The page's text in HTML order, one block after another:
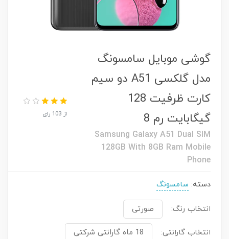
گوشی موبايل سامسونگ
مدل گلکسی A51 دو سیم
کارت ظرفیت 128
گیگابایت رم 8
Samsung Galaxy A51 Dual SIM
128GB With 8GB Ram Mobile
Phone
از 103 رای
دسته: سامسونگ
انتخاب رنگ: صورتی
انتخاب گارانتی:
18 ماه گارانتی شرکتی